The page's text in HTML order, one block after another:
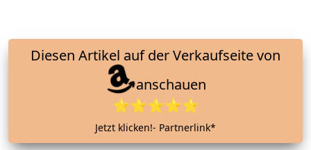
anschauen
⭐⭐⭐⭐⭐
Jetzt klicken!- Partnerlink*